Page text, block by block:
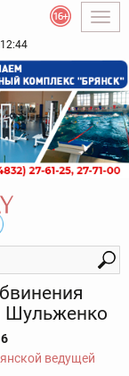
Шульженко